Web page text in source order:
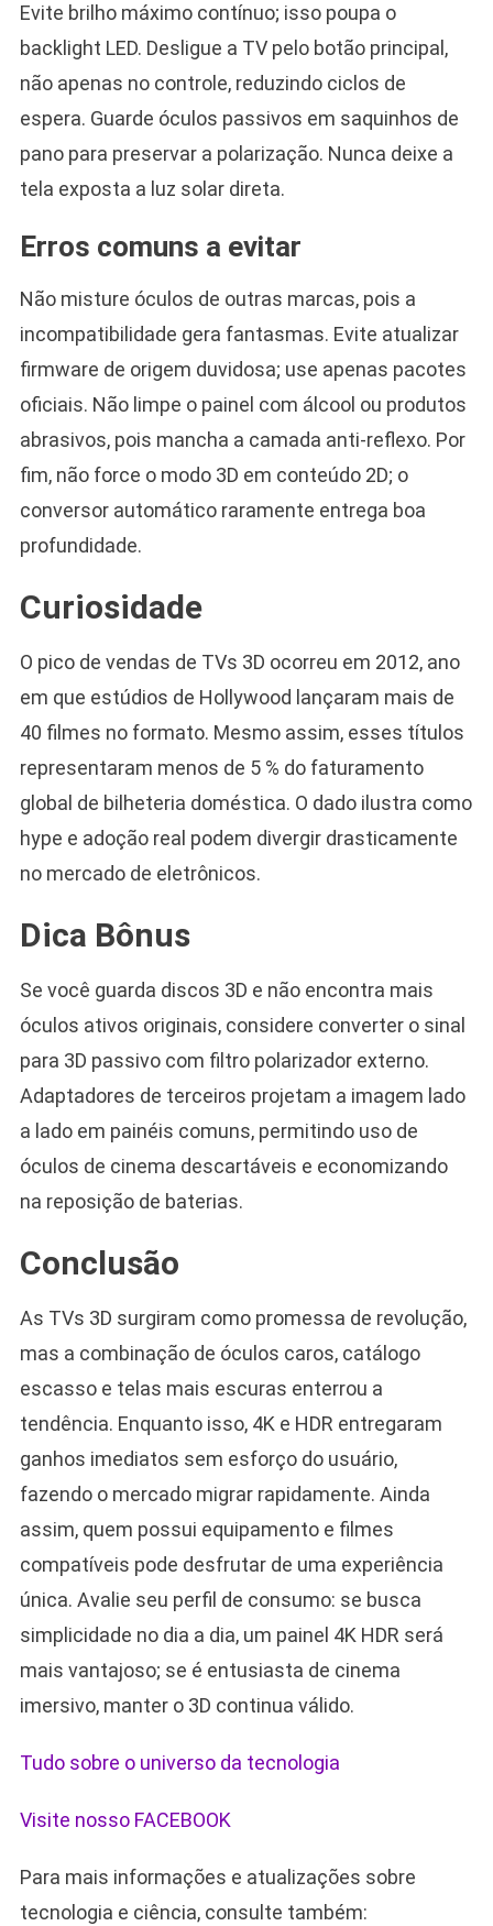
Evite brilho máximo contínuo; isso poupa o
backlight LED. Desligue a TV pelo botão principal,
não apenas no controle, reduzindo ciclos de
espera. Guarde óculos passivos em saquinhos de
pano para preservar a polarização. Nunca deixe a
tela exposta a luz solar direta.
Erros comuns a evitar
Não misture óculos de outras marcas, pois a
incompatibilidade gera fantasmas. Evite atualizar
firmware de origem duvidosa; use apenas pacotes
oficiais. Não limpe o painel com álcool ou produtos
abrasivos, pois mancha a camada anti-reflexo. Por
fim, não force o modo 3D em conteúdo 2D; o
conversor automático raramente entrega boa
profundidade.
Curiosidade
O pico de vendas de TVs 3D ocorreu em 2012, ano
em que estúdios de Hollywood lançaram mais de
40 filmes no formato. Mesmo assim, esses títulos
representaram menos de 5 % do faturamento
global de bilheteria doméstica. O dado ilustra como
hype e adoção real podem divergir drasticamente
no mercado de eletrônicos.
Dica Bônus
Se você guarda discos 3D e não encontra mais
óculos ativos originais, considere converter o sinal
para 3D passivo com filtro polarizador externo.
Adaptadores de terceiros projetam a imagem lado
a lado em painéis comuns, permitindo uso de
óculos de cinema descartáveis e economizando
na reposição de baterias.
Conclusão
As TVs 3D surgiram como promessa de revolução,
mas a combinação de óculos caros, catálogo
escasso e telas mais escuras enterrou a
tendência. Enquanto isso, 4K e HDR entregaram
ganhos imediatos sem esforço do usuário,
fazendo o mercado migrar rapidamente. Ainda
assim, quem possui equipamento e filmes
compatíveis pode desfrutar de uma experiência
única. Avalie seu perfil de consumo: se busca
simplicidade no dia a dia, um painel 4K HDR será
mais vantajoso; se é entusiasta de cinema
imersivo, manter o 3D continua válido.
Tudo sobre o universo da tecnologia
Visite nosso FACEBOOK
Para mais informações e atualizações sobre
tecnologia e ciência, consulte também: